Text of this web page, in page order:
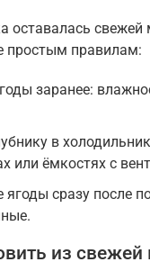
оставалась
простым правилам:
заранее:
в
или ёмкостях с
ягоды сразу после
из свежей